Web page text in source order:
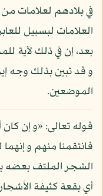
في بلادهم لعلامات من
العلامات لبسبيل
بعد، إن في ذلك لآية
و قد تبين بذلك وجه
الموضعين.
قوله تعالى: «و إن
فانتقمنا منهم و
الشجر الملتف بعضه
أي بقعة كثيفة